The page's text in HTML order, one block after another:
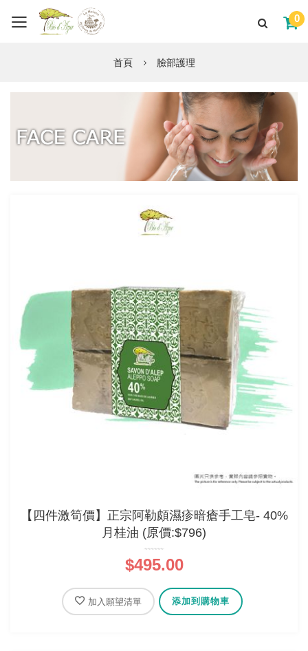
0
首頁 臉部護理
【四件激筍價】正宗阿勒頗濕疹暗瘡手工皂- 40%
月桂油 (原價:$796)
$495.00
加入願望清單 添加到購物車